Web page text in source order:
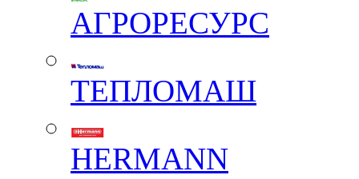
АГРОРЕСУРС
ТЕПЛОМАШ
HERMANN